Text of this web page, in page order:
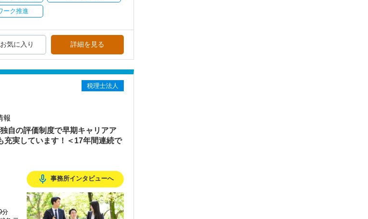
問題の分析スキルを身に付ける経験を積
一緒に働く楽しさと自分の成⻑を日々実
ービスを提供したい」という夢を語れる
の業務を任されて大変な1年でしたが、
っています。
ですね。
。
も迷わず、何でもすぐに聞くことができて
プアップすることができます。
を増やしながら徐々に担当をお任せして
す。
も聞いてください。
ます。kintoneやLINEWORKS、クラウド
なせます。
資格を持っていなくても、スピーディー
から部下やチームのマネジメント業務に
ステージでキャリアアップをしません
に成長中です。
営を幅広くサポートしています。
が毎年400件以上増加！
、補助金のサポートなどお手伝いできる
ービス品質の向上を目指しています。
社労士診断認証制度」を取得しました。
で将来の不安なく働いてみませんか？
ートしました。
ーク推進
詳細を見る
お気に入り
税理士法人
報
自の評価制度で早期キャリアア
充実しています！＜17年間連続で
分
mic_none 事務所インタビューへ